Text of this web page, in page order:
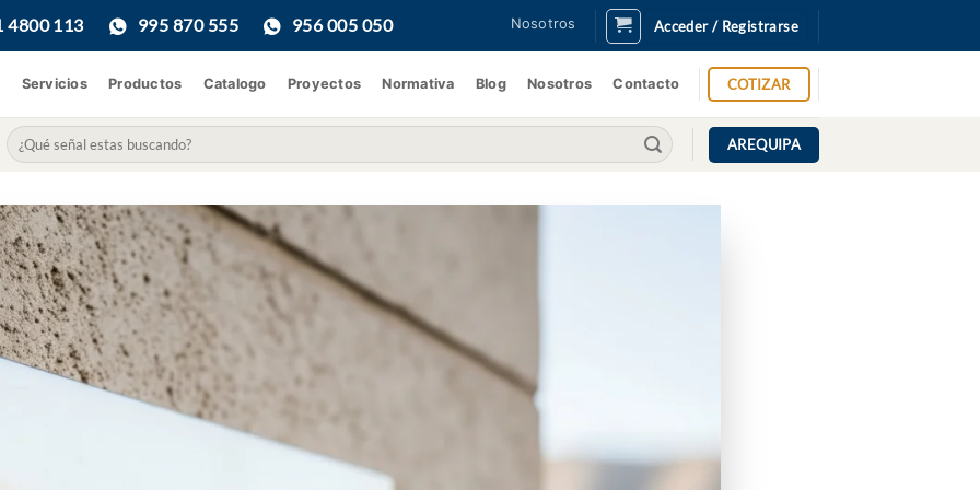
4800 113 995 870 555 956 005 050 Nosotros Acceder / Registrarse
Servicios Productos Catalogo Proyectos Normativa Blog Nosotros Contacto COTIZAR
Buscar
por:
AREQUIPA